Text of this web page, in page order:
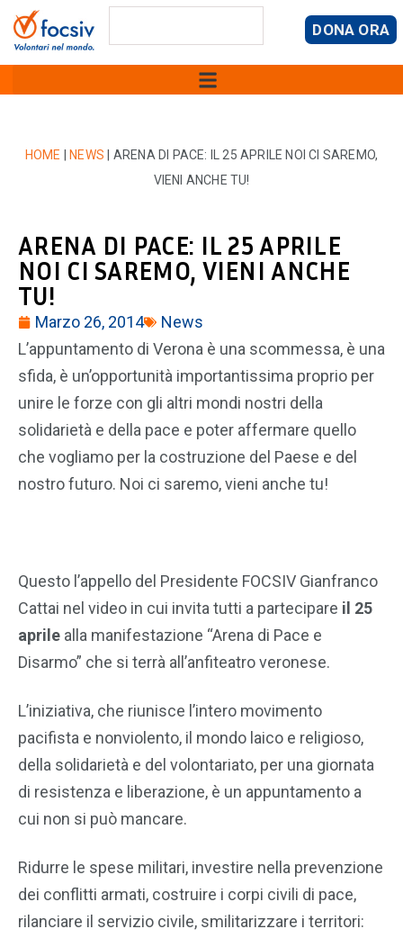
DONA ORA
HOME NEWS
ARENA DI PACE: IL 25 APRILE NOI CI SAREMO,
VIENI ANCHE TU!
ARENA DI PACE: IL 25 APRILE
NOI CI SAREMO, VIENI ANCHE
TU!
Marzo 26, 2014
News
L’appuntamento di Verona è una scommessa, è una
sfida, è un’opportunità importantissima proprio per
unire le forze con gli altri mondi nostri della
solidarietà e della pace e poter affermare quello
che vogliamo per la costruzione del Paese e del
nostro futuro. Noi ci saremo, vieni anche tu!
Questo l’appello del Presidente FOCSIV Gianfranco
Cattai nel video in cui invita tutti a partecipare il 25
aprile alla manifestazione “Arena di Pace e
Disarmo” che si terrà all’anfiteatro veronese.
L’iniziativa, che riunisce l’intero movimento
pacifista e nonviolento, il mondo laico e religioso,
della solidarietà e del volontariato, per una giornata
di resistenza e liberazione, è un appuntamento a
cui non si può mancare.
Ridurre le spese militari, investire nella prevenzione
dei conflitti armati, costruire i corpi civili di pace,
rilanciare il servizio civile, smilitarizzare i territori: